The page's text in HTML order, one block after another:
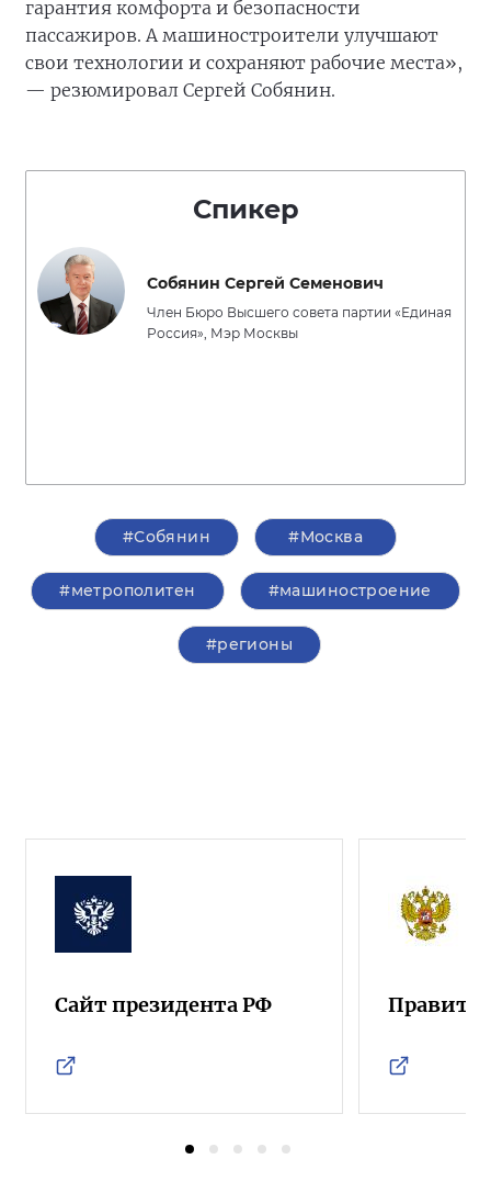
гарантия комфорта и безопасности
пассажиров. А машиностроители улучшают
свои технологии и сохраняют рабочие места»,
— резюмировал Сергей Собянин.
Спикер
Собянин Сергей Семенович
Член Бюро Высшего совета партии «Единая
Россия», Мэр Москвы
#Собянин #Москва
#метрополитен #машиностроение
#регионы
Сайт президента РФ